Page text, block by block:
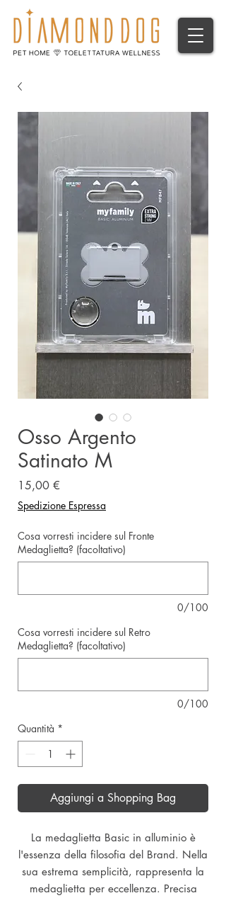
Osso Argento
Satinato M
15,00 €
Spedizione Espressa
Cosa vorresti incidere sul Fronte
Medaglietta? (facoltativo)
0/100
Cosa vorresti incidere sul Retro
Medaglietta? (facoltativo)
0/100
Quantità *
Aggiungi a Shopping Bag
La medaglietta Basic in alluminio è
l'essenza della filosofia del Brand. Nella
sua estrema semplicità, rappresenta la
medaglietta per eccellenza. Precisa